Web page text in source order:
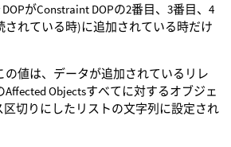
がConstraint DOPの2番目、3番目、4
されている時)に追加されている時だけ
の値は、データが追加されているリレ
Objectsすべてに対するオブジェ
区切りにしたリストの文字列に設定され